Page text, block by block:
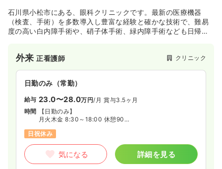
石川県小松市にある、眼科クリニックです。最新の医療機器
（検査、手術）を多数導入し豊富な経験と確かな技術で、難易
度の高い白内障手術や、硝子体手術、緑内障手術なども日帰り
外来正看護師 クリニック
日勤のみ（常勤）
給与 23.0〜28.0万円/月 賞与3.5ヶ月
時間
【日勤のみ】
月火木金 8:30～18:00 休憩90分
土 8:30～13:00 休憩無し
日祝休み
気になる 詳細を見る